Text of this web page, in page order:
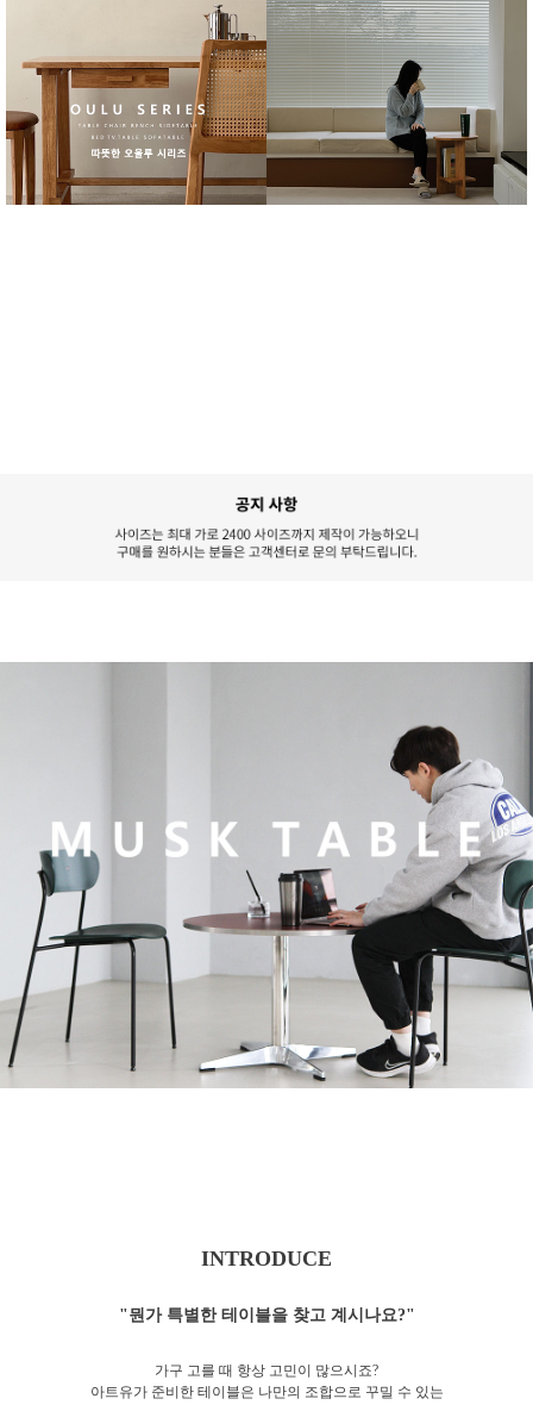
INTRODUCE
"뭔가 특별한 테이블을 찾고 계시나요?"
가구 고를 때 항상 고민이 많으시죠?
아트유가 준비한 테이블은 나만의 조합으로 꾸밀 수 있는